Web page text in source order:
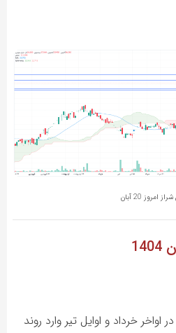
امروز 20 آبان
خرداد و اوایل تیر وارد روند